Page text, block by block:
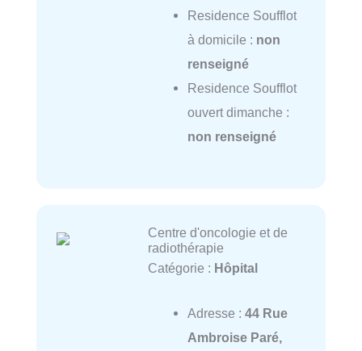
Residence Soufflot
à domicile : non
renseigné
Residence Soufflot
ouvert dimanche :
non renseigné
Centre d'oncologie et de
radiothérapie
Catégorie : Hôpital
Adresse : 44 Rue
Ambroise Paré,